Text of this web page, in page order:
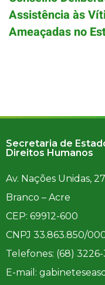
Assistência às
Ameaçadas no
Secretaria de
Direitos Humanos
Av. Nações Unidas,
Branco – Acre
CEP: 69912-600
CNPJ 33.863.850/
Telefones: (68)
E-mail: